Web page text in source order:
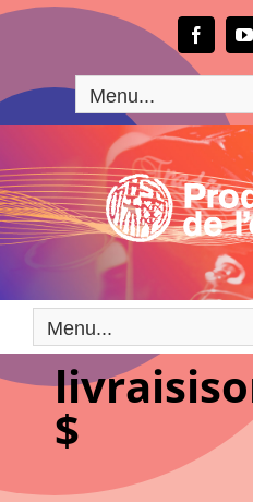
Passer
Facebook
Menu...
Menu...
$